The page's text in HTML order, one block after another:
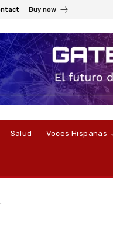
Buy now
Salud Voces Hispanas